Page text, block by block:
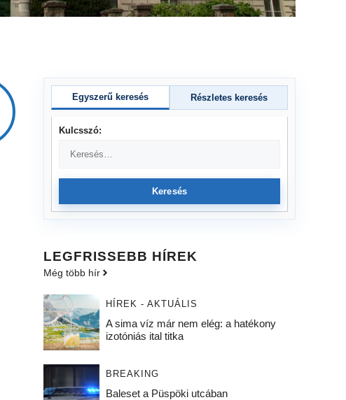
Egyszerű keresés Részletes keresés
Kulcsszó:
Keresés
LEGFRISSEBB HÍREK
Még több hír
HÍREK - AKTUÁLIS
A sima víz már nem elég: a hatékony
izotóniás ital titka
BREAKING
Baleset a Püspöki utcában